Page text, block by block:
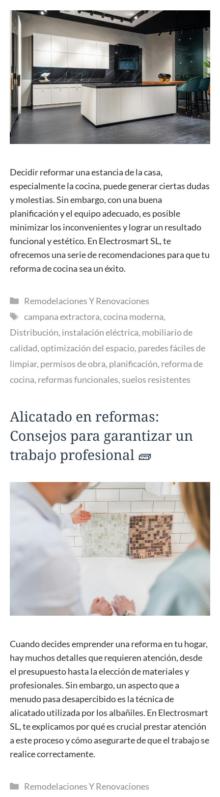
Decidir reformar una estancia de la casa,
especialmente la cocina, puede generar ciertas dudas
y molestias. Sin embargo, con una buena
planificación y el equipo adecuado, es posible
minimizar los inconvenientes y lograr un resultado
funcional y estético. En Electrosmart SL, te
ofrecemos una serie de recomendaciones para que tu
reforma de cocina sea un éxito.
Categorías
Remodelaciones Y Renovaciones
Etiquetas
campana extractora,cocina moderna,
Distribución, instalación eléctrica, mobiliario de
calidad,optimización del espacio, paredes fáciles de
limpiar, permisos de obra, planificación, reforma de
cocina, reformas funcionales, suelos resistentes
Alicatado en reformas:
Consejos para garantizar un
trabajo profesional 🧱
Cuando decides emprender una reforma en tu hogar,
hay muchos detalles que requieren atención, desde
el presupuesto hasta la elección de materiales y
profesionales. Sin embargo, un aspecto que a
menudo pasa desapercibido es la técnica de
alicatado utilizada por los albañiles. En Electrosmart
SL, te explicamos por qué es crucial prestar atención
a este proceso y cómo asegurarte de que el trabajo se
realice correctamente.
Categorías
Remodelaciones Y Renovaciones